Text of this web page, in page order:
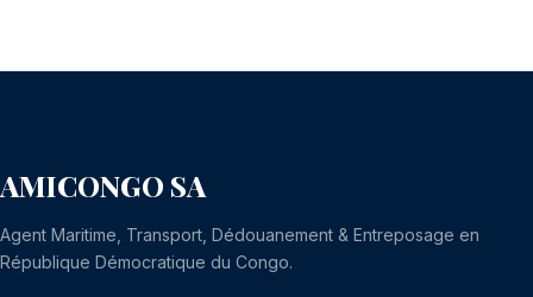
AMICONGO SA
Agent Maritime, Transport, Dédouanement & Entreposage en
République Démocratique du Congo.